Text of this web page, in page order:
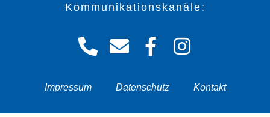
Kommunikationskanäle:
Impressum Datenschutz Kontakt